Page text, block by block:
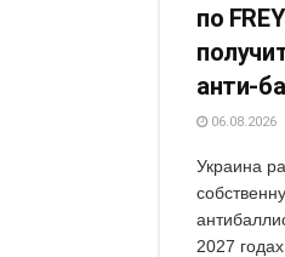
по
анти-
06.08.2026
Украина
2027